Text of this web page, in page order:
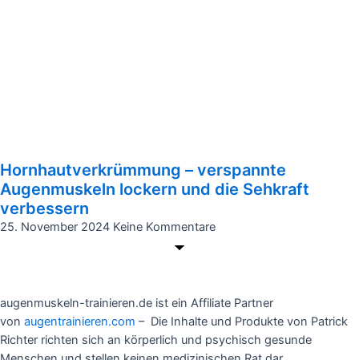
Hornhautverkrümmung – verspannte
Augenmuskeln lockern und die Sehkraft
verbessern
25. November 2024 Keine Kommentare
augenmuskeln-trainieren.de ist ein Affiliate Partner
von augentrainieren.com – Die Inhalte und Produkte von Patrick
Richter richten sich an körperlich und psychisch gesunde